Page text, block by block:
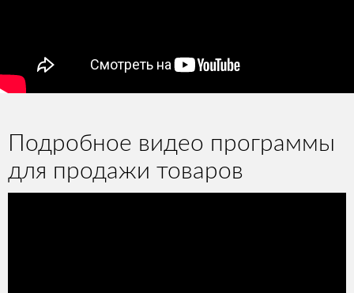
Подробное видео программы
для продажи товаров